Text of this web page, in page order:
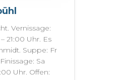
Vernissage:
21:00 Uhr. Es
Suppe: Fr
Sa
Uhr. Offen: